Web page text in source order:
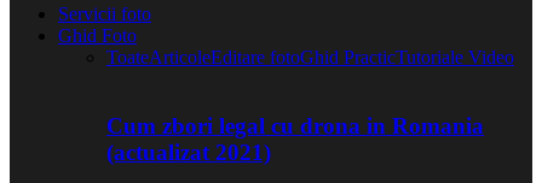
Servicii foto
Ghid Foto
ToateArticoleEditare fotoGhid PracticTutoriale Video
Cum zbori legal cu drona in Romania
(actualizat 2021)